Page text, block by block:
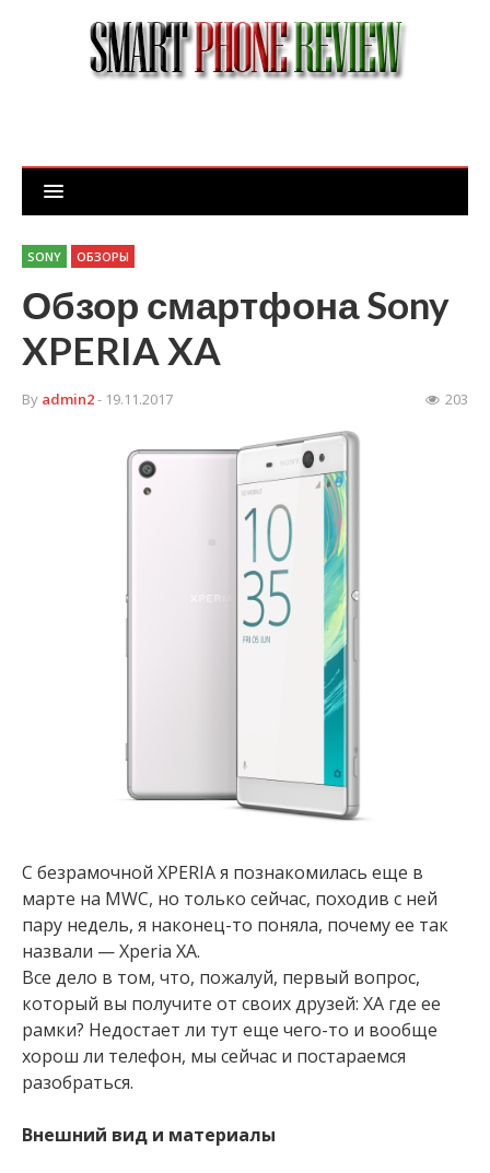
SONY ОБЗОРЫ
Обзор смартфона Sony
XPERIA XA
By admin2- 19.11.2017 203
С безрамочной XPERIA я познакомилась еще в
марте на MWC, но только сейчас, походив с ней
пару недель, я наконец-то поняла, почему ее так
назвали — Xperia XA.
Все дело в том, что, пожалуй, первый вопрос,
который вы получите от своих друзей: ХА где ее
рамки? Недостает ли тут еще чего-то и вообще
хорош ли телефон, мы сейчас и постараемся
разобраться.
Внешний вид и материалы